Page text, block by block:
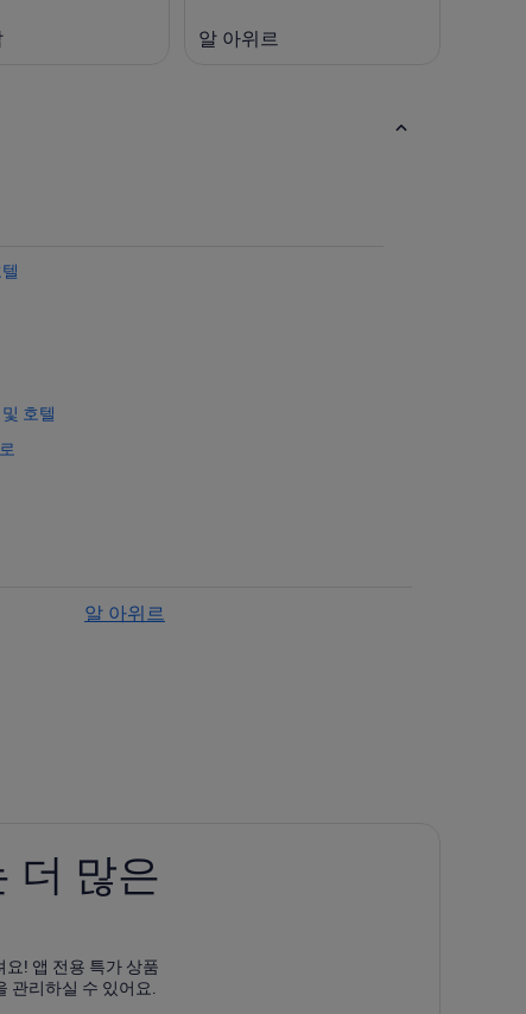
알 아위르
호텔
알 아위르
더 많은
! 앱 전용 특가 상품
관리하실 수 있어요.